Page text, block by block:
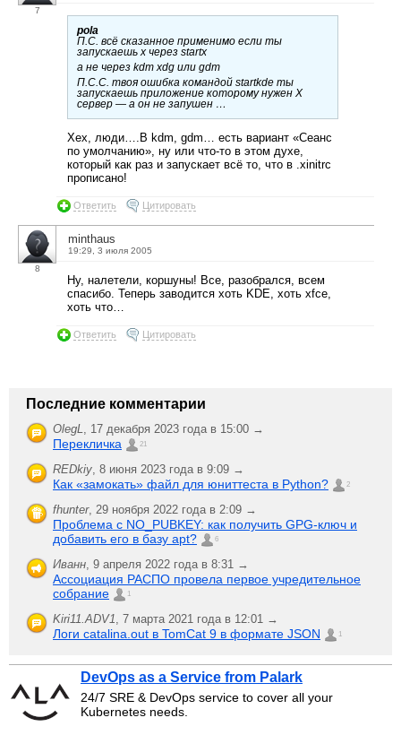
7
pola
П.С. всё сказанное применимо если ты
запускаешь х через startx
а не через kdm xdg или gdm
П.С.С. твоя ошибка командой startkde ты
запускаешь приложение которому нужен Х
сервер — а он не запушен …
Хех, люди….В kdm, gdm… есть вариант «Сеанс
по умолчанию», ну или что-то в этом духе,
который как раз и запускает всё то, что в .xinitrc
прописано!
Ответить Цитировать
8
minthaus
19:29, 3 июля 2005
Ну, налетели, коршуны! Все, разобрался, всем
спасибо. Теперь заводится хоть KDE, хоть xfce,
хоть что…
Ответить Цитировать
Последние комментарии
OlegL 17 декабря 2023 года в 15:00 →
Перекличка 21
REDkiy 8 июня 2023 года в 9:09 →
Как «замокать» файл для юниттеста в Python? 2
fhunter, 29 ноября 2022 года в 2:09 →
Проблема с NO_PUBKEY: как получить GPG-ключ и
добавить его в базу apt?
6
Иванн 9 апреля 2022 года в 8:31 →
Ассоциация РАСПО провела первое учредительное
собрание
1
Kiri11.ADV1 7 марта 2021 года в 12:01 →
Логи catalina.out в TomCat 9 в формате JSON 1
DevOps as a Service from Palark
24/7 SRE & DevOps service to cover all your
Kubernetes needs.